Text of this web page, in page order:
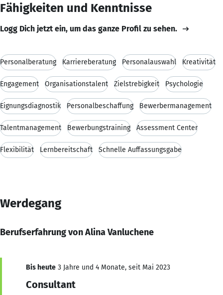
Fähigkeiten und Kenntnisse
Logg Dich jetzt ein, um das ganze Profil zu sehen.
Personalberatung Karriereberatung Personalauswahl Kreativität
Engagement Organisationstalent Zielstrebigkeit Psychologie
Eignungsdiagnostik Personalbeschaffung Bewerbermanagement
Talentmanagement Bewerbungstraining Assessment Center
Flexibilität Lernbereitschaft Schnelle Auffassungsgabe
Werdegang
Berufserfahrung von Alina Vanluchene
Bis heute 3 Jahre und 4 Monate, seit Mai 2023
Consultant